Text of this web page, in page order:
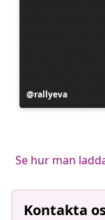
Inlägg
publicerat
rallyeva
Se hur man
Kontakta